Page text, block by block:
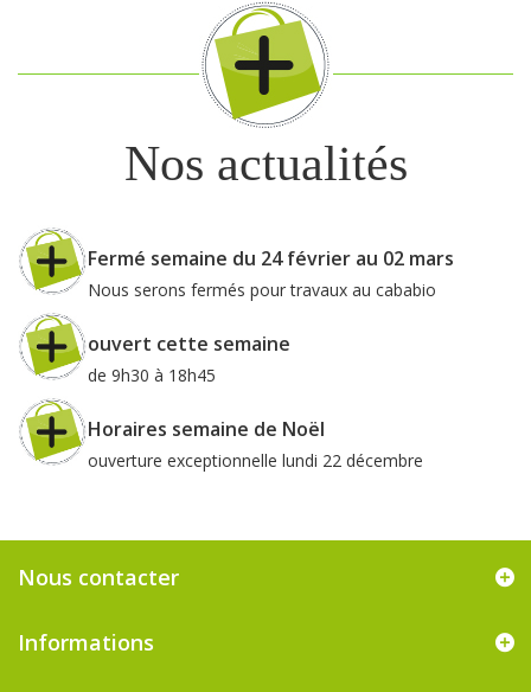
Nos actualités
Fermé semaine du 24 février au 02 mars
Nous serons fermés pour travaux au cababio
ouvert cette semaine
de 9h30 à 18h45
Horaires semaine de Noël
ouverture exceptionnelle lundi 22 décembre
Nous contacter
Informations